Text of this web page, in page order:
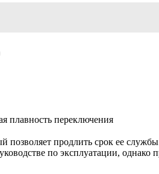
плавность переключения
продлить срок ее
по эксплуатации,